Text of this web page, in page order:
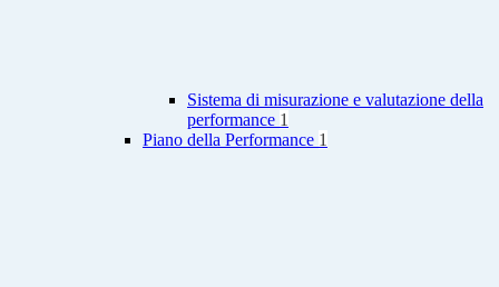
Sistema di misurazione e valutazione della
performance 1
Piano della Performance 1